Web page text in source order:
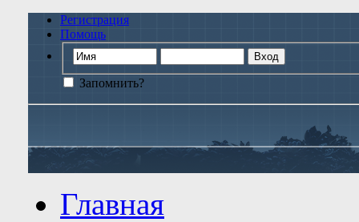
Регистрация
Помощь
Запомнить?
Главная